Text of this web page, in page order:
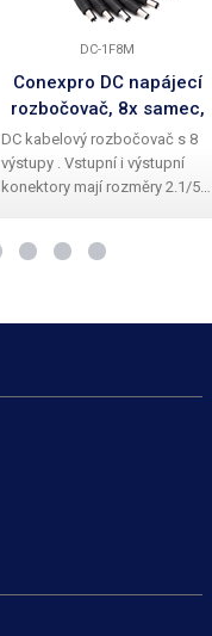
DC-1F8M
Conexpro DC napájecí
rozbočovač, 8x samec,
1x samice
DC kabelový rozbočovač s 8
výstupy . Vstupní i výstupní
konektory mají rozměry 2.1/5.5
zatížení 5 A na vstupu a 3 A na